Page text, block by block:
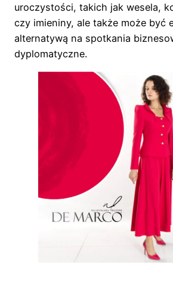
uroczystości, takich jak wesela,
czy imieniny, ale także może być
alternatywą na spotkania
dyplomatyczne.